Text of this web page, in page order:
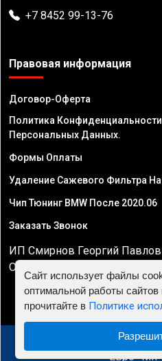
+7 8452 99-13-76
Правовая информация
Договор-Оферта
Политика
Персональных Данных.
Формы Оплаты
Удаление Сажевого Фильтра На
Чип Тюнинг BMW После 2020.06
Заказать Звонок
ИП Смирнов Георгий
ОГРНИП 324470400032610
© 2010 - 2026 Чип тюнинг
"Евро Чип
Сайт использует файлы
оптимальной работы
прочитайте в Политике